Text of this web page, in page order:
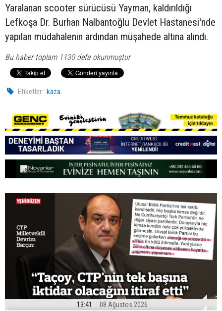
Yaralanan scooter sürücüsü Yayman, kaldırıldığı
Lefkoşa Dr. Burhan Nalbantoğlu Devlet Hastanesi'nde
yapılan müdahalenin ardından müşahede altına alındı.
Bu haber toplam 1130 defa okunmuştur
Etiketler : kaza
13:41 08 Ağustos 2026